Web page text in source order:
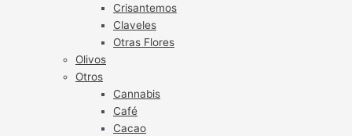
Crisantemos
Claveles
Otras Flores
Olivos
Otros
Cannabis
Café
Cacao